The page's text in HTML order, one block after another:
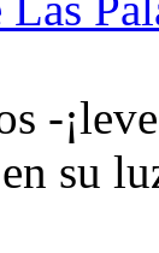
-
su